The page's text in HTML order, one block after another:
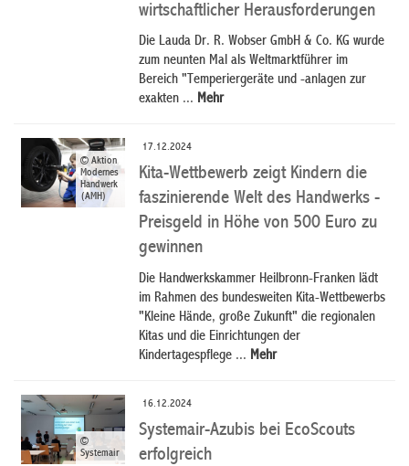
wirtschaftlicher Herausforderungen
Die Lauda Dr. R. Wobser GmbH & Co. KG wurde
zum neunten Mal als Weltmarktführer im
Bereich "Temperiergeräte und -anlagen zur
exakten ... Mehr
© Aktion
Modernes
Handwerk
(AMH)
17.12.2024
Kita-Wettbewerb zeigt Kindern die
faszinierende Welt des Handwerks -
Preisgeld in Höhe von 500 Euro zu
gewinnen
Die Handwerkskammer Heilbronn-Franken lädt
im Rahmen des bundesweiten Kita-Wettbewerbs
"Kleine Hände, große Zukunft" die regionalen
Kitas und die Einrichtungen der
Kindertagespflege ... Mehr
©
Systemair
16.12.2024
Systemair-Azubis bei EcoScouts
erfolgreich